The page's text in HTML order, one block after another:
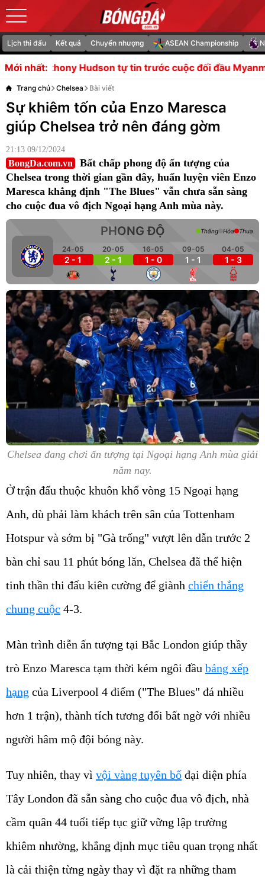
Lịch thi đấu Kết quả Chuyển nhượng ASEAN Championship
Mới nhất:tự tin trước cuộc đối đầu Myanmar Sự tỉnh táo
Trang chủ Chelsea Bài viết
Sự khiêm tốn của Enzo Maresca
giúp Chelsea trở nên đáng gờm
21:13 09/12/2024
BongDa.com.vn
Bất chấp phong độ ấn tượng của
Chelsea trong thời gian gần đây, huấn luyện viên Enzo
Maresca khẳng định "The Blues" vẫn chưa sẵn sàng
cho cuộc đua vô địch Ngoại hạng Anh mùa này.
PHONG ĐỘ
24-05
2 - 1
20-05
2 - 1
16-05
1 - 0
09-05
1 - 1
04-05
1 - 3
Thắng Hòa Thua
Chelsea đang chơi ấn tượng tại Ngoại hạng Anh mùa giải
năm nay.
Ở trận đấu thuộc khuôn khổ vòng 15 Ngoại hạng
Anh, dù phải làm khách trên sân của Tottenham
Hotspur và sớm bị "Gà trống" vượt lên dẫn trước 2
bàn chỉ sau 11 phút bóng lăn, Chelsea đã thể hiện
tinh thần thi đấu kiên cường để giành chiến thắng
chung cuộc 4-3.
Màn trình diễn ấn tượng tại Bắc London giúp thầy
trò Enzo Maresca tạm thời kém ngôi đầu bảng xếp
hạng của Liverpool 4 điểm ("The Blues" đá nhiều
hơn 1 trận), thành tích tương đối bất ngờ với nhiều
người hâm mộ đội bóng này.
Tuy nhiên, thay vì vội vàng tuyên bố đại diện phía
Tây London đã sẵn sàng cho cuộc đua vô địch, nhà
cầm quân 44 tuổi tiếp tục giữ vững lập trường
khiêm nhường, khẳng định mục tiêu quan trọng nhất
là cải thiện từng ngày thay vì đặt ra những tham